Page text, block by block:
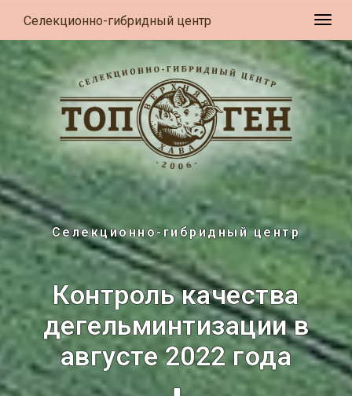
Селекционно-гибридный центр
Селекционно-гибридный центр
Контроль качества
дегельминтизации в
августе 2022 года